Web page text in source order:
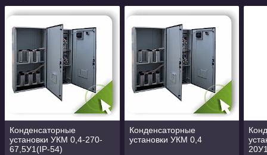
Конденсаторные
установки УКМ 0,4-270-
67,5У1(IP-54)
Конденсаторные
установки УКМ 0,4